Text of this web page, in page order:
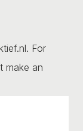
For
make an